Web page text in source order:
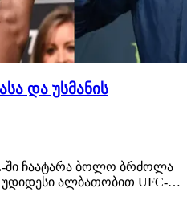
და უსმანის
ში ჩაატარა ბოლო ბრძოლა
ალბათობით UFC-ის